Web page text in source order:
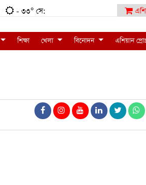
- ৩৩° সে:
শিক্ষা খেলা বিনোদন এশিয়ান